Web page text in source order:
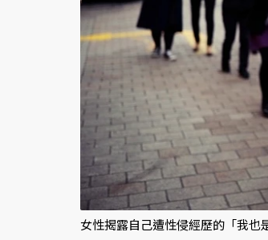
女性揭露自己遭性侵經歷的「我